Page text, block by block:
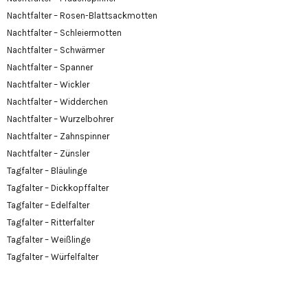
Nachtfalter – Rosen-Blattsackmotten
Nachtfalter – Schleiermotten
Nachtfalter – Schwärmer
Nachtfalter – Spanner
Nachtfalter – Wickler
Nachtfalter – Widderchen
Nachtfalter – Wurzelbohrer
Nachtfalter – Zahnspinner
Nachtfalter – Zünsler
Tagfalter – Bläulinge
Tagfalter – Dickkopffalter
Tagfalter – Edelfalter
Tagfalter – Ritterfalter
Tagfalter – Weißlinge
Tagfalter – Würfelfalter